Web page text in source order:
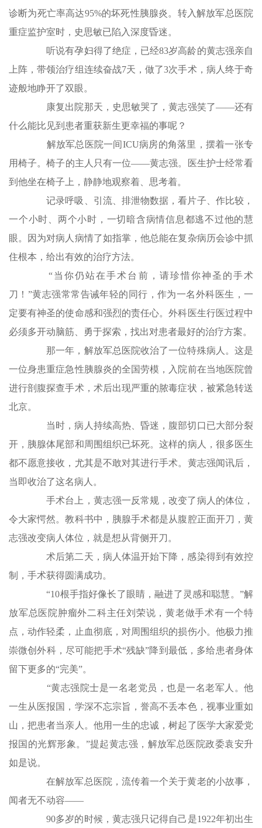
诊断为死亡率高达95%的坏死性胰腺炎。转入解放军总医院
重症监护室时，史思敏已陷入深度昏迷。
听说有孕妇得了绝症，已经83岁高龄的黄志强亲自
上阵，带领治疗组连续奋战7天，做了3次手术，病人终于奇
迹般地睁开了双眼。
康复出院那天，史思敏哭了，黄志强笑了——还有
什么能比见到患者重获新生更幸福的事呢？
解放军总医院一间ICU病房的角落里，摆着一张专
用椅子。椅子的主人只有一位——黄志强。医生护士经常看
到他坐在椅子上，静静地观察着、思考着。
记录呼吸、引流、排泄物数据，看片子、作比较，
一个小时、两个小时，一切暗含病情信息都逃不过他的慧
眼。因为对病人病情了如指掌，他总能在复杂病历会诊中抓
住根本，给出有效的治疗方法。
“当你仍站在手术台前，请珍惜你神圣的手术
刀！”黄志强常常告诫年轻的同行，作为一名外科医生，一
定要有神圣的使命感和强烈的责任心。外科医生行医过程中
必须多开动脑筋、勇于探索，找出对患者最好的治疗方案。
那一年，解放军总医院收治了一位特殊病人。这是
一位身患重症急性胰腺炎的全国劳模，入院前在当地医院曾
进行剖腹探查手术，术后出现严重的脓毒症状，被紧急转送
北京。
当时，病人持续高热、昏迷，腹部切口已大部分裂
开，胰腺体尾部和周围组织已坏死。这样的病人，很多医生
都不愿意接收，尤其是不敢对其进行手术。黄志强闻讯后，
当即收治了这名病人。
手术台上，黄志强一反常规，改变了病人的体位，
令大家愕然。教科书中，胰腺手术都是从腹腔正面开刀，黄
志强改变病人体位，就是想从背侧开刀。
术后第二天，病人体温开始下降，感染得到有效控
制，手术获得圆满成功。
“10根手指好像长了眼睛，融进了灵感和聪慧。”解
放军总医院肿瘤外二科主任刘荣说，黄老做手术有一个特
点，动作轻柔，止血彻底，对周围组织的损伤小。他极力推
崇微创外科，尽可能把手术“残缺”降到最低，多给患者身体
留下更多的“完美”。
“黄志强院士是一名老党员，也是一名老军人。他
一生从医报国，学深不忘宗旨，誉高不丢本色，视事业重如
山，把患者当亲人。他用一生的忠诚，树起了医学大家爱党
报国的光辉形象。”提起黄志强，解放军总医院政委袁安升
如是说。
在解放军总医院，流传着一个关于黄老的小故事，
闻者无不动容——
90多岁的时候，黄志强只记得自己是1922年初出生